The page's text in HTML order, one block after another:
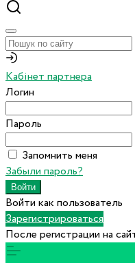
Кабінет партнера
Логин
Пароль
Запомнить меня
Забыли пароль?
Войти как пользователь
Зарегистрироваться
После регистрации на